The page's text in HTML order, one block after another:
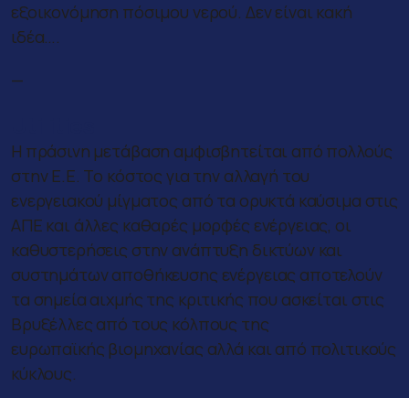
εξοικονόμηση πόσιμου νερού. Δεν είναι κακή
ιδέα….
—
Η πράσινη μετάβαση αμφισβητείται από πολλούς
στην Ε.Ε. Το κόστος για την αλλαγή του
ενεργειακού μίγματος από τα ορυκτά καύσιμα στις
ΑΠΕ και άλλες καθαρές μορφές ενέργειας, οι
καθυστερήσεις στην ανάπτυξη δικτύων και
συστημάτων αποθήκευσης ενέργειας αποτελούν
τα σημεία αιχμής της κριτικής που ασκείται στις
Βρυξέλλες από τους κόλπους της
ευρωπαϊκής βιομηχανίας αλλά και από πολιτικούς
κύκλους.